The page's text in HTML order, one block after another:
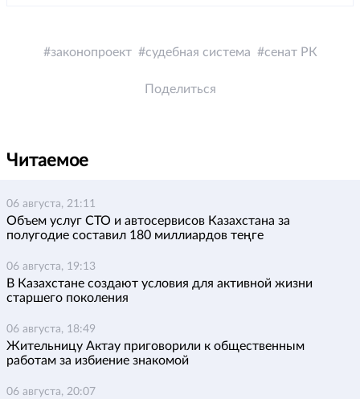
законопроект судебная система сенат РК
Поделиться
Читаемое
06 августа, 21:11
Объем услуг СТО и автосервисов Казахстана за
полугодие составил 180 миллиардов теңге
06 августа, 19:13
В Казахстане создают условия для активной жизни
старшего поколения
06 августа, 18:49
Жительницу Актау приговорили к общественным
работам за избиение знакомой
06 августа, 20:07